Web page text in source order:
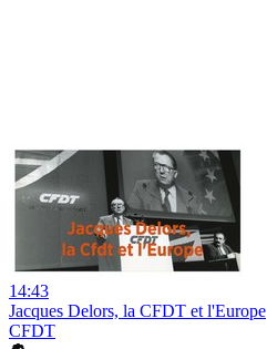
14:43
Jacques Delors, la CFDT et l'Europe
CFDT